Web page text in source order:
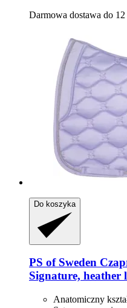
Darmowa dostawa do 12
Do koszyka
PS of Sweden
Signature,
Anatomiczny